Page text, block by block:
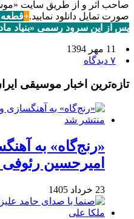
صاحب اثر و از طریق سایت
صورت تمایل دانلود نمایید.+قطعه
پس از این سرود رسمى «بنیاد
11 مهر 1394
۷ دیدگاه
تازه‌ترین اخبار موسیقی
«رنج‌گاه» به
امیرحسین
23 خرداد 1405